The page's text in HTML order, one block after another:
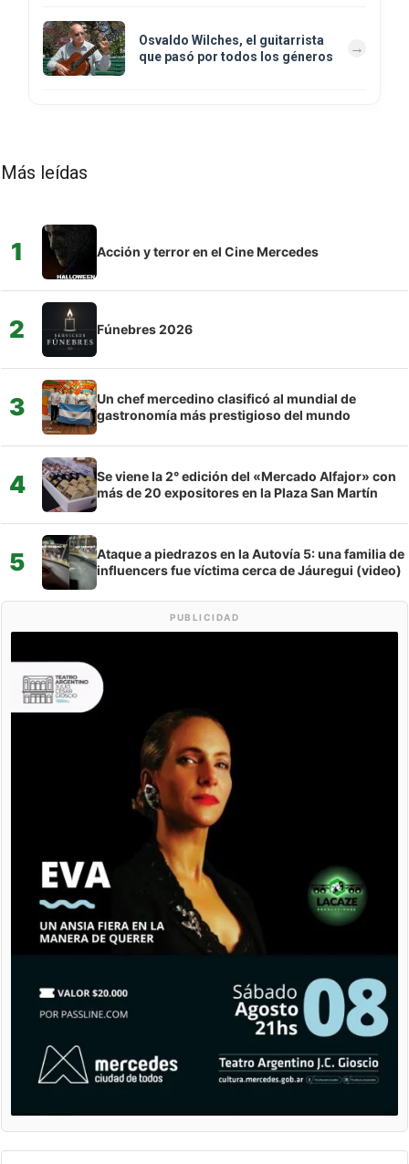
Osvaldo Wilches, el guitarrista
que pasó por todos los géneros
Más leídas
1 Acción y terror en el Cine Mercedes
2 Fúnebres 2026
3
Un chef mercedino clasificó al mundial de
gastronomía más prestigioso del mundo
4
Se viene la 2° edición del «Mercado Alfajor» con
más de 20 expositores en la Plaza San Martín
5
Ataque a piedrazos en la Autovía 5: una familia de
influencers fue víctima cerca de Jáuregui (video)
PUBLICIDAD